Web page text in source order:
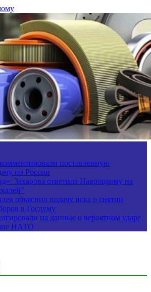
поставленную
по России
Захарова ответила Навроцкому на
объяснил подачу иска о снятии
в Госдуму
на данные о вероятном ударе
НАТО